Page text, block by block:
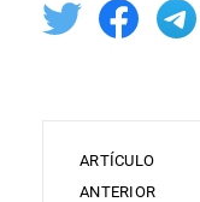
ARTÍCULO
ANTERIOR